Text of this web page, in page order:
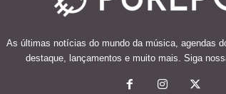
As últimas notícias do mundo da música, agendas
destaque, lançamentos e muito mais. Siga